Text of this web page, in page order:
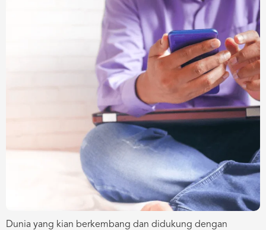
Dunia yang kian berkembang dan didukung dengan